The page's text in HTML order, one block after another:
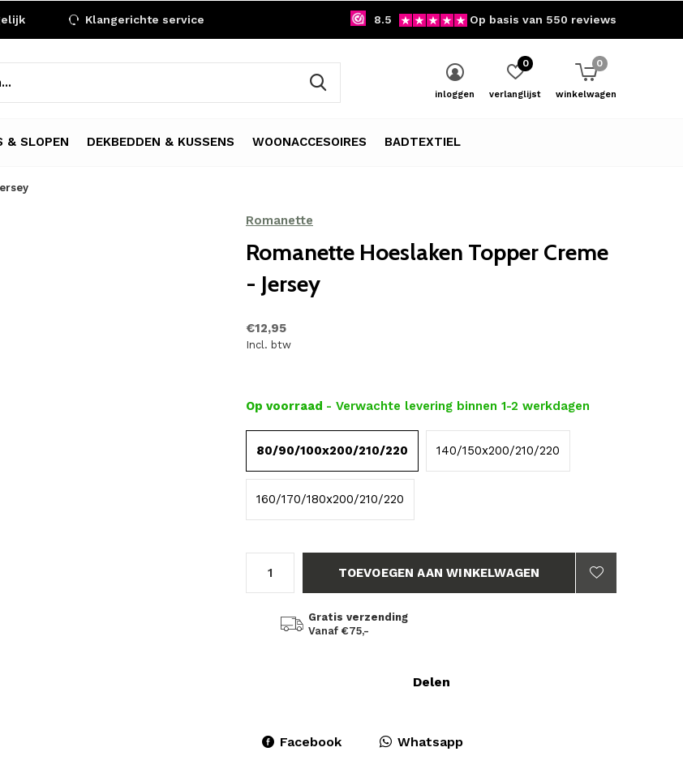
& SLOPEN DEKBEDDEN & KUSSENS WOONACCESOIRES BADTEXTIEL
inloggen verlanglijst
0
winkelwagen
0
Klangerichte service 8.5 Op basis van 550 reviews
Romanette
Romanette Hoeslaken Topper Creme
- Jersey
€12,95
Incl. btw
Op voorraad - Verwachte levering binnen 1-2 werkdagen
80/90/100x200/210/220 140/150x200/210/220
160/170/180x200/210/220
TOEVOEGEN AAN WINKELWAGEN
Gratis verzending
Vanaf €75,-
Delen
Facebook Whatsapp